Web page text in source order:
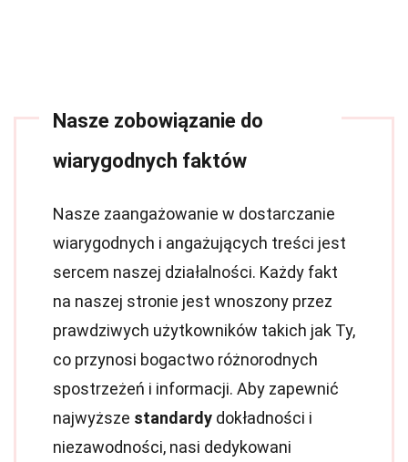
Nasze zobowiązanie do
wiarygodnych faktów
Nasze zaangażowanie w dostarczanie
wiarygodnych i angażujących treści jest
sercem naszej działalności. Każdy fakt
na naszej stronie jest wnoszony przez
prawdziwych użytkowników takich jak Ty,
co przynosi bogactwo różnorodnych
spostrzeżeń i informacji. Aby zapewnić
najwyższe standardy dokładności i
niezawodności, nasi dedykowani